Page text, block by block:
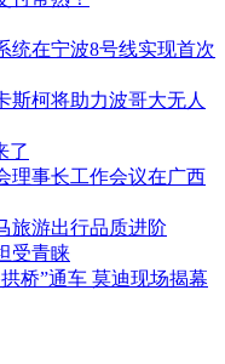
统在宁波8号线实现首次
斯柯将助力波哥大无人
了
理事长工作会议在广西
旅游出行品质进阶
受青睐
桥”通车 莫迪现场揭幕